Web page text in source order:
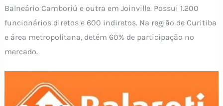
Balneário Camboriú e outra em Joinville. Possui 1.200
funcionários diretos e 600 indiretos. Na região de Curitiba
e área metropolitana, detém 60% de participação no
mercado.